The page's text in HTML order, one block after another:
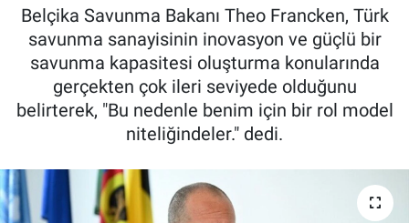
Belçika Savunma Bakanı Theo Francken, Türk
savunma sanayisinin inovasyon ve güçlü bir
savunma kapasitesi oluşturma konularında
gerçekten çok ileri seviyede olduğunu
belirterek, "Bu nedenle benim için bir rol model
niteliğindeler." dedi.